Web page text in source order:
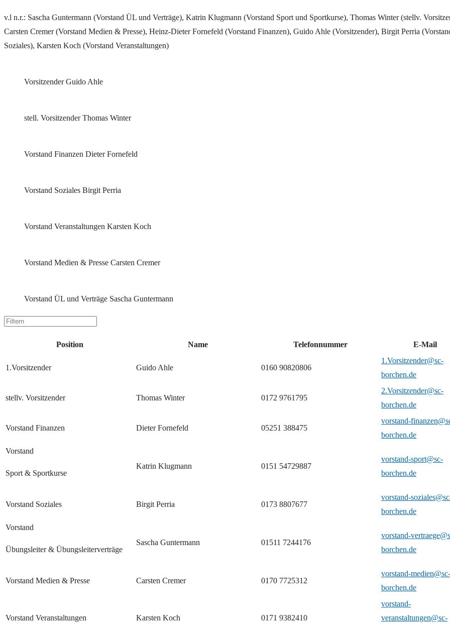
v.l n.r.: Sascha Guntermann (Vorstand ÜL und Verträge), Katrin Klugmann (Vorstand Sport und Sportkurse), Thomas Winter (stellv.
Carsten Cremer (Vorstand Medien & Presse), Heinz-Dieter Fornefeld (Vorstand Finanzen), Guido Ahle (Vorsitzender), Birgit Perria
Soziales), Karsten Koch (Vorstand Veranstaltungen)
Vorsitzender Guido Ahle
stell. Vorsitzender Thomas Winter
Vorstand Finanzen Dieter Fornefeld
Vorstand Soziales Birgit Perria
Vorstand Veranstaltungen Karsten Koch
Vorstand Medien & Presse Carsten Cremer
Vorstand ÜL und Verträge Sascha Guntermann
Position Name Telefonnummer E-Mail
1.Vorsitzender Guido Ahle 0160 90820806
1.Vorsitzender@sc-
borchen.de
stellv. Vorsitzender Thomas Winter 0172 9761795
2.Vorsitzender@sc-
borchen.de
Vorstand Finanzen Dieter Fornefeld 05251 388475
vorstand-
borchen.de
Vorstand
Sport & Sportkurse
Katrin Klugmann 0151 54729887
vorstand-sport@sc-
borchen.de
Vorstand Soziales Birgit Perria 0173 8807677
vorstand-
borchen.de
Vorstand
Übungsleiter & Übungsleiterverträge
Sascha Guntermann 01511 7244176
vorstand-
borchen.de
Vorstand Medien & Presse Carsten Cremer 0170 7725312
vorstand-medien@sc-
borchen.de​
Vorstand Veranstaltungen Karsten Koch 0171 9382410
vorstand-
veranstaltungen@sc-